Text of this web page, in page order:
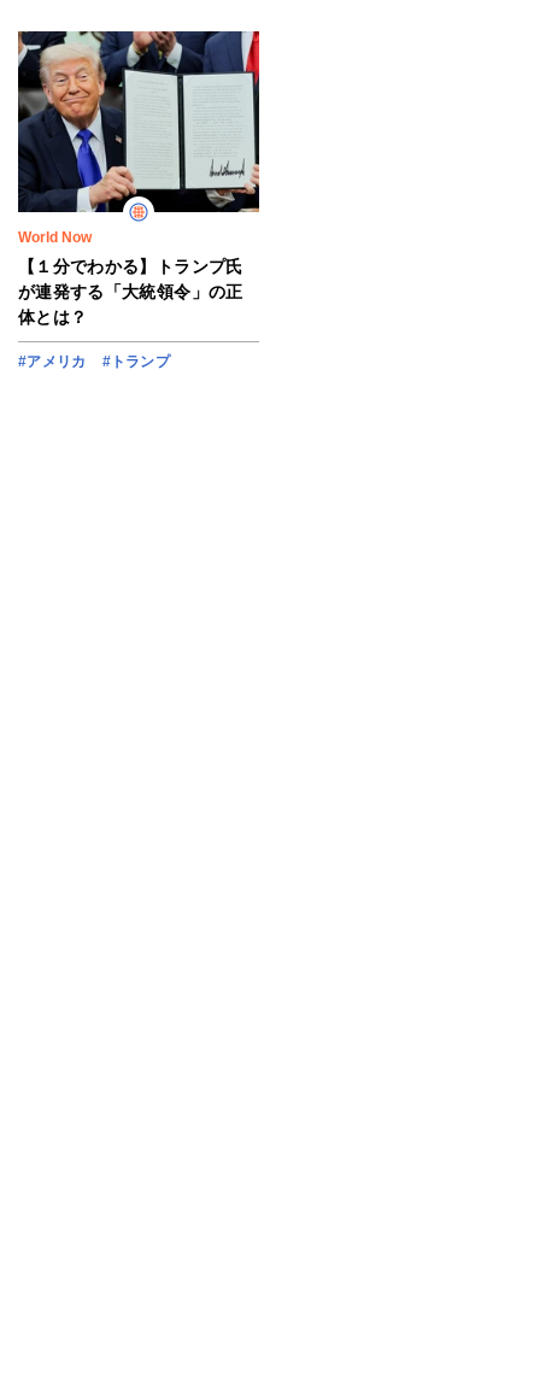
World Now
【１分でわかる】トランプ氏
が連発する「大統領令」の正
体とは？
#アメリカ #トランプ